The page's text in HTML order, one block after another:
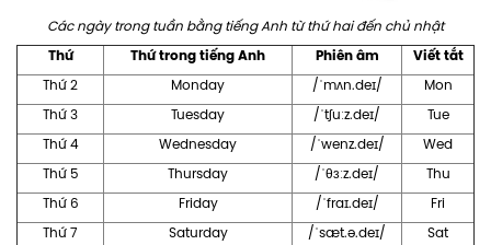
Các ngày trong tuần bằng tiếng Anh từ thứ hai đến chủ nhật
Thứ Thứ trong tiếng Anh Phiên âm Viết tắt
Thứ 2 Monday /ˈmʌn.deɪ/
Mon
Thứ 3
Tuesday /ˈtʃuːz.deɪ/
Tue
Thứ 4
Wednesday /ˈwenz.deɪ/
Wed
Thứ 5
Thursday /ˈθɜːz.deɪ/
Thu
Thứ 6
Friday /ˈfraɪ.deɪ/
Fri
Thứ 7
Saturday /ˈsæt.ə.deɪ/
Sat